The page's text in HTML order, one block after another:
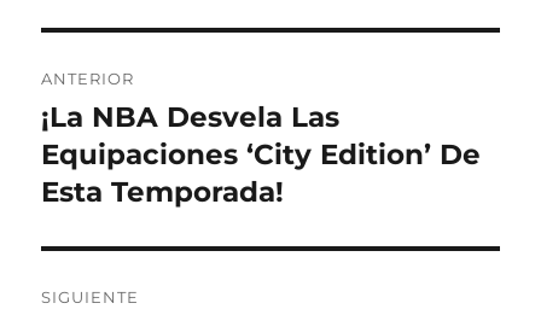
de
entradas
ANTERIOR
Entrada
anterior:
¡La NBA Desvela Las
Equipaciones ‘City Edition’ De
Esta Temporada!
SIGUIENTE